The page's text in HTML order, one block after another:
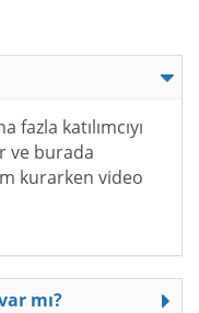
katılımcıyı
ve burada
kurarken video
mı?